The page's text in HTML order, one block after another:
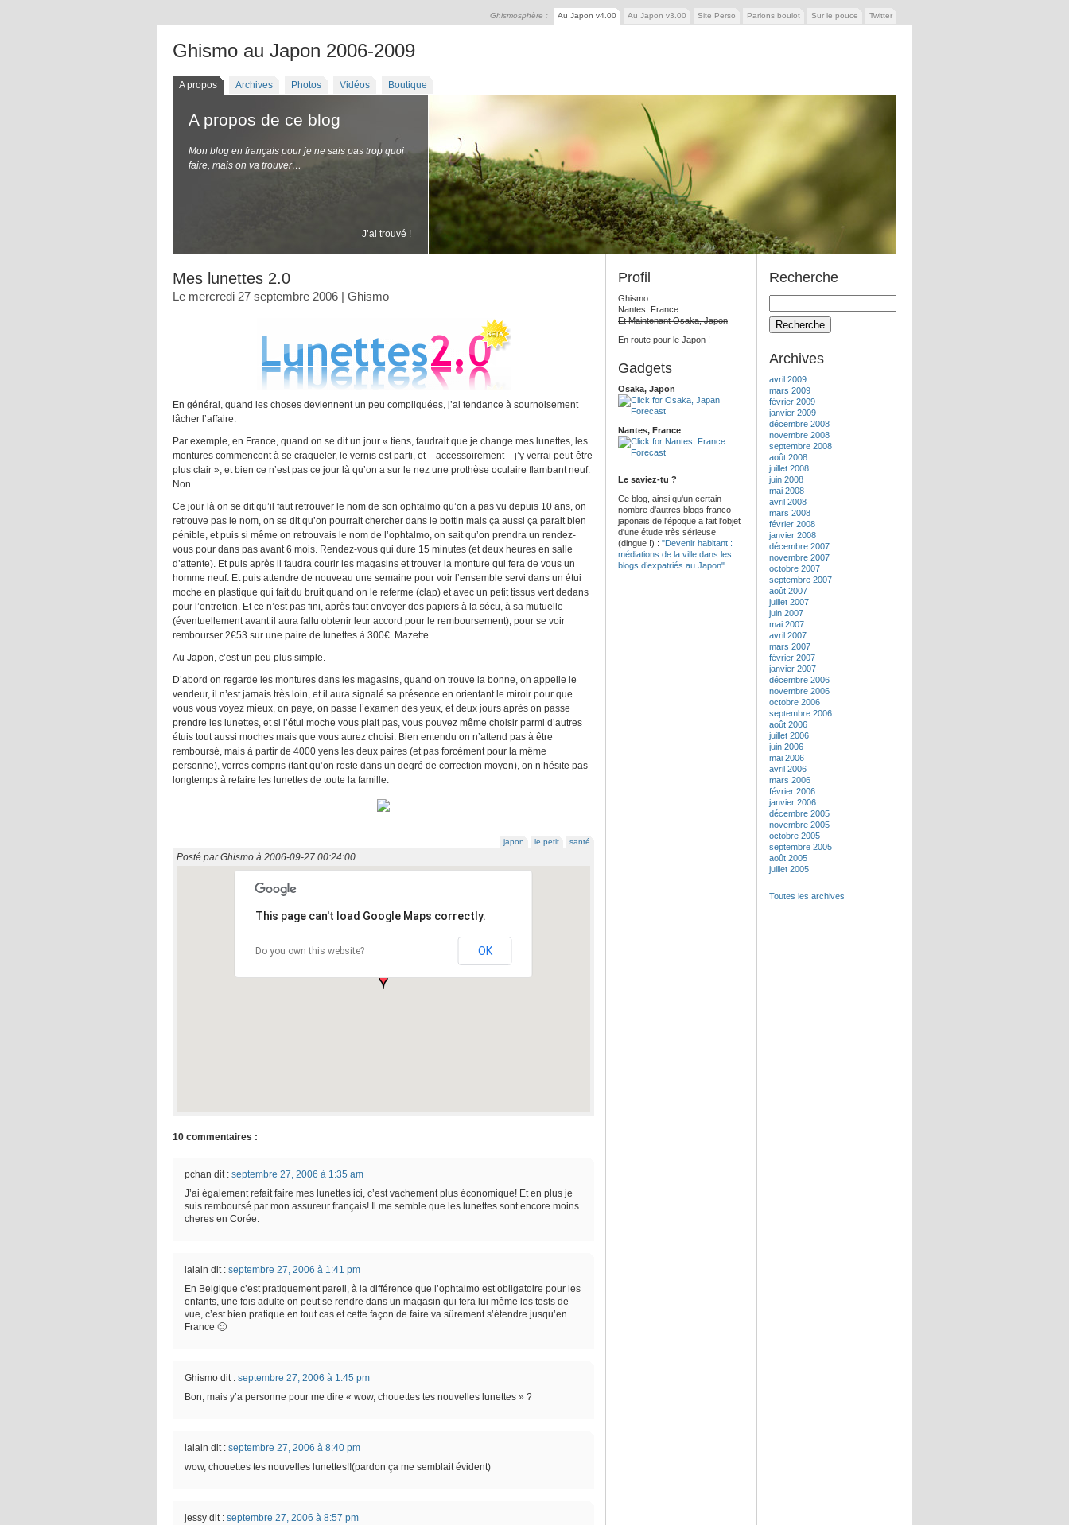
Ghismosphère : Au Japon v4.00 Au Japon v3.00 Site Perso Parlons boulot Sur le pouce Twitter
Ghismo au Japon 2006-2009
A propos Archives Photos Vidéos Boutique
A propos de ce blog
Mon blog en français pour je ne sais pas trop quoi
faire, mais on va trouver…
J’ai trouvé !
Mes lunettes 2.0
Le mercredi 27 septembre 2006 | Ghismo
En général, quand les choses deviennent un peu compliquées, j’ai tendance à sournoisement
lâcher l’affaire.
Par exemple, en France, quand on se dit un jour « tiens, faudrait que je change mes lunettes, les
montures commencent à se craqueler, le vernis est parti, et – accessoirement – j’y verrai peut-être
plus clair », et bien ce n’est pas ce jour là qu’on a sur le nez une prothèse oculaire flambant neuf.
Non.
Ce jour là on se dit qu’il faut retrouver le nom de son ophtalmo qu’on a pas vu depuis 10 ans, on
retrouve pas le nom, on se dit qu’on pourrait chercher dans le bottin mais ça aussi ça parait bien
pénible, et puis si même on retrouvais le nom de l’ophtalmo, on sait qu’on prendra un rendez-
vous pour dans pas avant 6 mois. Rendez-vous qui dure 15 minutes (et deux heures en salle
d’attente). Et puis après il faudra courir les magasins et trouver la monture qui fera de vous un
homme neuf. Et puis attendre de nouveau une semaine pour voir l’ensemble servi dans un étui
moche en plastique qui fait du bruit quand on le referme (clap) et avec un petit tissus vert dedans
pour l’entretien. Et ce n’est pas fini, après faut envoyer des papiers à la sécu, à sa mutuelle
(éventuellement avant il aura fallu obtenir leur accord pour le remboursement), pour se voir
rembourser 2€53 sur une paire de lunettes à 300€. Mazette.
Au Japon, c’est un peu plus simple.
D’abord on regarde les montures dans les magasins, quand on trouve la bonne, on appelle le
vendeur, il n’est jamais très loin, et il aura signalé sa présence en orientant le miroir pour que
vous vous voyez mieux, on paye, on passe l’examen des yeux, et deux jours après on passe
prendre les lunettes, et si l’étui moche vous plait pas, vous pouvez même choisir parmi d’autres
étuis tout aussi moches mais que vous aurez choisi. Bien entendu on n’attend pas à être
remboursé, mais à partir de 4000 yens les deux paires (et pas forcément pour la même
personne), verres compris (tant qu’on reste dans un degré de correction moyen), on n’hésite pas
longtemps à refaire les lunettes de toute la famille.
japon le petit santé
Posté parGhismo à 2006-09-27 00:24:00
This page can't load Google Maps correctly.
Do you own this website? OK
10 commentaires :
pchan dit : septembre 27, 2006 à 1:35 am
J’ai également refait faire mes lunettes ici, c’est vachement plus économique! Et en plus je
suis remboursé par mon assureur français! Il me semble que les lunettes sont encore moins
cheres en Corée.
lalain dit : septembre 27, 2006 à 1:41 pm
En Belgique c’est pratiquement pareil, à la différence que l’ophtalmo est obligatoire pour les
enfants, une fois adulte on peut se rendre dans un magasin qui fera lui même les tests de
vue, c’est bien pratique en tout cas et cette façon de faire va sûrement s’étendre jusqu’en
France 🙂
Ghismo dit : septembre 27, 2006 à 1:45 pm
Bon, mais y’a personne pour me dire « wow, chouettes tes nouvelles lunettes » ?
lalain dit : septembre 27, 2006 à 8:40 pm
wow, chouettes tes nouvelles lunettes!!(pardon ça me semblait évident)
jessy dit : septembre 27, 2006 à 8:57 pm
Profil
Ghismo
Nantes, France
Et Maintenant Osaka, Japon
En route pour le Japon !
Gadgets
Osaka, Japon
Nantes, France
Le saviez-tu ?
Ce blog, ainsi qu'un certain
nombre d'autres blogs franco-
japonais de l'époque a fait l'objet
d'une étude très sérieuse
(dingue !) : "Devenir habitant :
médiations de la ville dans les
blogs d’expatriés au Japon"
Recherche
Recherche
pour:
Archives
avril 2009
mars 2009
février 2009
janvier 2009
décembre 2008
novembre 2008
septembre 2008
août 2008
juillet 2008
juin 2008
mai 2008
avril 2008
mars 2008
février 2008
janvier 2008
décembre 2007
novembre 2007
octobre 2007
septembre 2007
août 2007
juillet 2007
juin 2007
mai 2007
avril 2007
mars 2007
février 2007
janvier 2007
décembre 2006
novembre 2006
octobre 2006
septembre 2006
août 2006
juillet 2006
juin 2006
mai 2006
avril 2006
mars 2006
février 2006
janvier 2006
décembre 2005
novembre 2005
octobre 2005
septembre 2005
août 2005
juillet 2005
Toutes les archives